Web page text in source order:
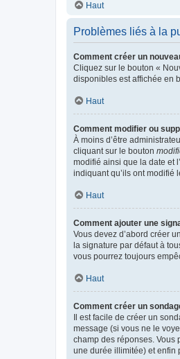
Haut
Problèmes liés à la
Comment créer un
Cliquez sur le bouton «
disponibles est affichée en
Haut
Comment modifier ou
À moins d’être
cliquant sur le bouton
modifié ainsi que la date et
indiquant qu’ils ont modifié
Haut
Comment ajouter une
Vous devez d’abord créer
la signature par défaut à
vous pourrez toujours
Haut
Comment créer un
Il est facile de créer un
message (si vous ne le
champ des réponses. Vous
une durée illimitée) et enfin